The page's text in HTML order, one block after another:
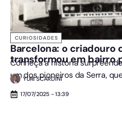
CURIOSIDADES
Barcelona: o criadouro
transformou em bairro
Conheça a história
um dos pioneiros da Serra,
YURI SCARDINI
17/07/2025 - 13:39